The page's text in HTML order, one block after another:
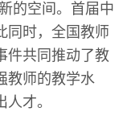
的空间。首届中
同时，全国教师
件共同推动了教
教师的教学水
才。